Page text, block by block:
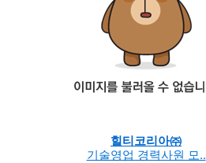
힐티코리아㈜
기술영업 경력사원 모..